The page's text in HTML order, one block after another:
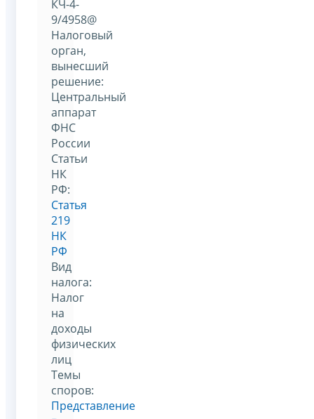
КЧ-4-
9/4958@
Налоговый
орган,
вынесший
решение:
Центральный
аппарат
ФНС
России
Статьи
НК
РФ:
Статья
219
НК
РФ
Вид
налога:
Налог
на
доходы
физических
лиц
Темы
споров:
Представление